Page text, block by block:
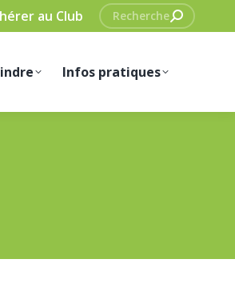
au Club
Recherche
:
Infos pratiques